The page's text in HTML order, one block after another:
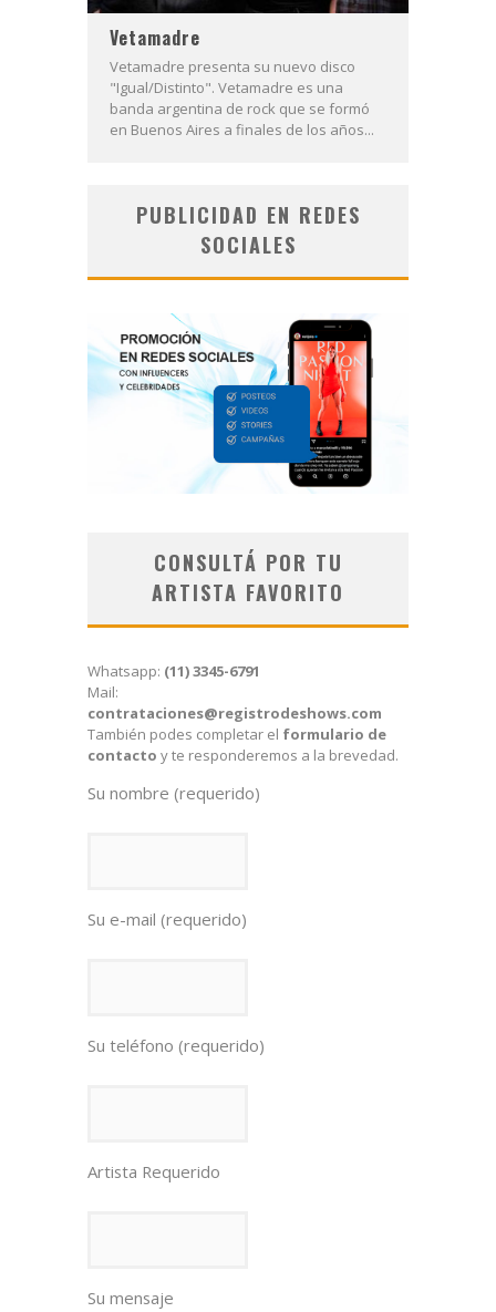
Vetamadre
Vetamadre presenta su nuevo disco
"Igual/Distinto". Vetamadre es una
banda argentina de rock que se formó
en Buenos Aires a finales de los años...
PUBLICIDAD EN REDES
SOCIALES
CONSULTÁ POR TU
ARTISTA FAVORITO
Whatsapp: (11) 3345-6791
Mail:
contrataciones@registrodeshows.com
También podes completar el formulario de
contacto y te responderemos a la brevedad.
Su nombre (requerido)
Su e-mail (requerido)
Su teléfono (requerido)
Artista Requerido
Su mensaje